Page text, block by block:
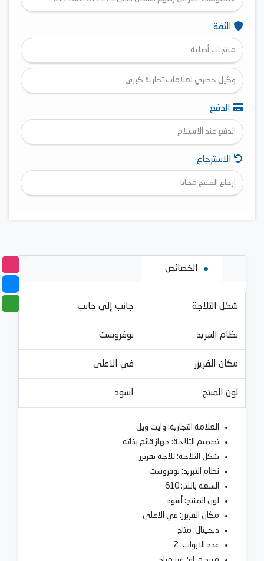
الثقة
منتجات أصلية
وكيل حصري لعلامات تجارية كبرى
الدفع
الدفع عند الاستلام
الاسترجاع
إرجاع المنتج مجانا
الخصائص
شكل الثلاجة جانب إلى جانب
نظام التبريد نوفروست
مكان الفريزر في الاعلى
لون المنتج اسود
العلامة التجارية: وايت ويل
تصميم الثلاجة: جهاز قائم بذاته
شكل الثلاجة: ثلاجة بفريزر
نظام التبريد: نوفروست
السعة باللتر: 610
لون المنتج: أسود
مكان الفريزر: في الاعلى
ديجيتال: متاح
عدد الابواب: 2